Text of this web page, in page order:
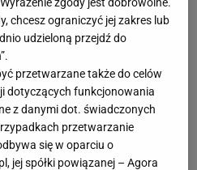
okona jegowalcez
aż po łokieć na
jego goły tyłek gdy
rzekę. Ma chłopak
się Man vs Wild - w
kontra Dzicz. Bear
odcinku nie pokazał
chcesz ograniczyć jej zakres lub
udzieloną przejdź do
przetwarzane także do celów
dotyczących funkcjonowania
z danymi dot. świadczonych
przetwarzanie
się w oparciu o
jej spółki powiązanej – Agora